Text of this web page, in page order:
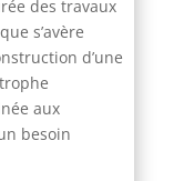
des travaux
s’avère
d’une
aux
besoin